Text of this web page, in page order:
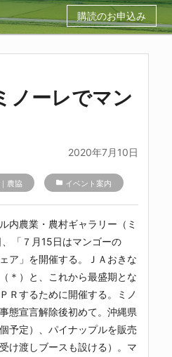
購読のお申込み
ノーレでマン
2020年7月10日
農協 folder イベント案内
内農業・農村ギャラリー（ミ
「７月15日はマンゴーの
ア」を開催する。ＪＡおきな
＊）と、これから最盛期とな
Ｒするために開催する。ミノ
態宣言解除後初めて。沖縄県
予定）、パイナップルを販売
け渡しブースも設ける）。マ